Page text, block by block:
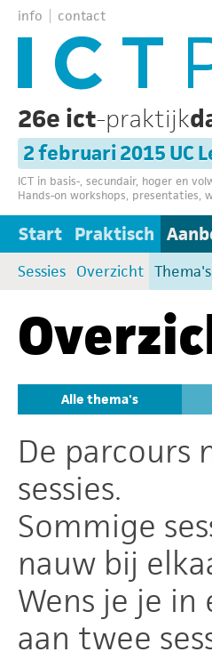
info contact
26e ict-praktijk
2 februari 2015 UC
ICT in basis-, secundair, hoger en
Hands-on workshops, presentaties,
Start Praktisch
Sessies Overzicht Thema's
Alle thema's
De parcours
sessies.
Sommige
nauw bij
Wens je je
aan twee